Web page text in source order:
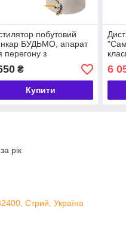
побутовий
БУДЬМО, апарат
перегону з
та джин
нержавійка сталь
₴
Купити
6
рік
Стрий, Україна